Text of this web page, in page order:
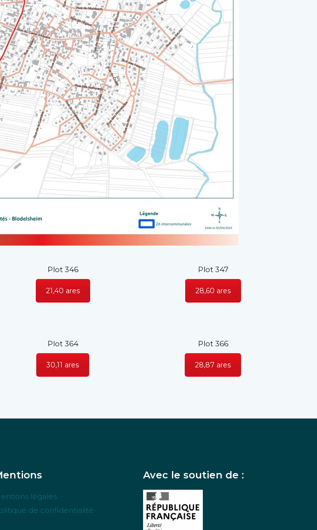
Plot 346
21,40 ares
Plot 347
28,60 ares
Plot 364
30,11 ares
Plot 366
28,87 ares
légales
de confidentialité
Avec le soutien de :